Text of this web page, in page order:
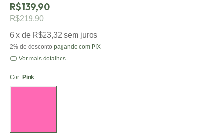
R$139,90
R$219,90
6 x de R$23,32 sem juros
2% de desconto pagando com PIX
Ver mais detalhes
Cor: Pink